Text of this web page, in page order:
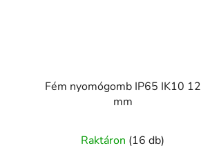
Fém nyomógomb IP65 IK10 12
mm
Raktáron (16 db)